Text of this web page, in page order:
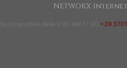
NETWORX
Servizio attivo dalle 9:00 alle 17:00 +39